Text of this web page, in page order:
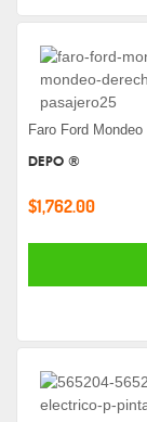
Faro Ford
DEPO ®
$1,762.00